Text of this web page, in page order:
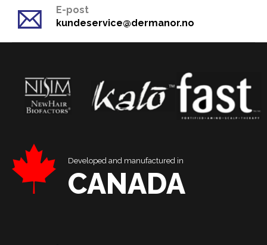
E-post
kundeservice@dermanor.no
Developed and manufactured in
CANADA